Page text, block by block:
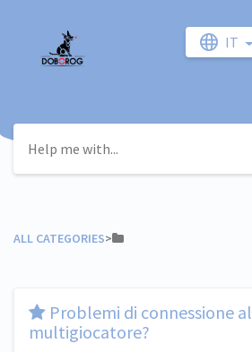
IT
ALL CATEGORIES​>​
​Problemi di connessione al
multigiocatore?